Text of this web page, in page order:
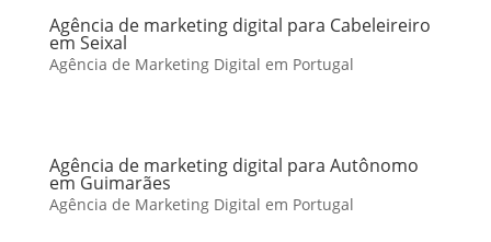
Agência de marketing digital para Cabeleireiro
em Seixal
Agência de Marketing Digital em Portugal
Agência de marketing digital para Autônomo
em Guimarães
Agência de Marketing Digital em Portugal